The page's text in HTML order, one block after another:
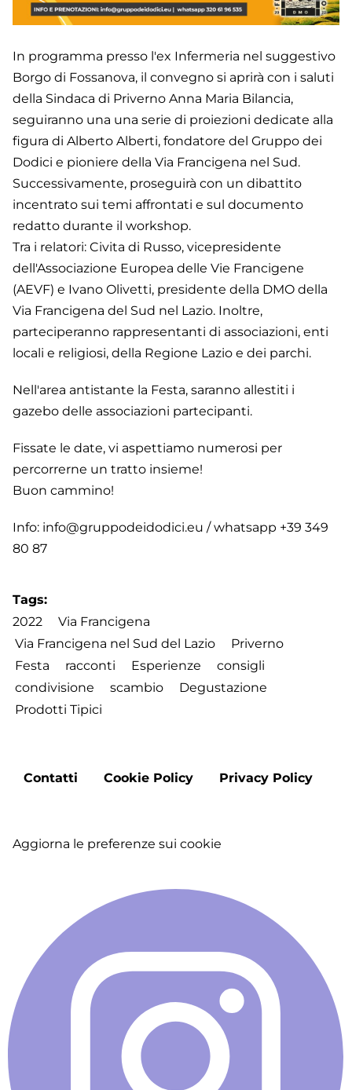
In programma presso l'ex Infermeria nel suggestivo
Borgo di Fossanova, il convegno si aprirà con i saluti
della Sindaca di Priverno Anna Maria Bilancia,
seguiranno una una serie di proiezioni dedicate alla
figura di Alberto Alberti, fondatore del Gruppo dei
Dodici e pioniere della Via Francigena nel Sud.
Successivamente, proseguirà con un dibattito
incentrato sui temi affrontati e sul documento
redatto durante il workshop.
Tra i relatori: Civita di Russo, vicepresidente
dell'Associazione Europea delle Vie Francigene
(AEVF) e Ivano Olivetti, presidente della DMO della
Via Francigena del Sud nel Lazio. Inoltre,
parteciperanno rappresentanti di associazioni, enti
locali e religiosi, della Regione Lazio e dei parchi.
Nell'area antistante la Festa, saranno allestiti i
gazebo delle associazioni partecipanti.
Fissate le date, vi aspettiamo numerosi per
percorrerne un tratto insieme!
Buon cammino!
Info: info@gruppodeidodici.eu / whatsapp +39 349
80 87
Tags
2022
Via Francigena
Via Francigena nel Sud del Lazio
Priverno
Festa
racconti Esperienze
consigli
condivisione
scambio
Degustazione
Prodotti Tipici
Footer
Contatti Cookie Policy Privacy Policy
Aggiorna le preferenze sui cookie